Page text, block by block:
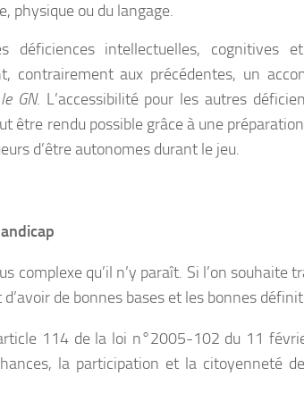
physique ou du langage.
déficiences intellectuelles, cognitives
contrairement aux précédentes, un
GN. L’accessibilité pour les autres
être rendu possible grâce à une préparation
d’être autonomes durant le jeu.
complexe qu’il n’y paraît. Si l’on souhaite
de bonnes bases et les bonnes
114 de la loi n°2005-102 du 11
la participation et la citoyenneté